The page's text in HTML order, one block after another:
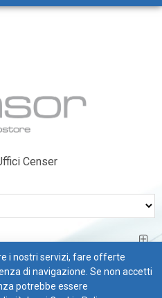
Censer
e
i nostri servizi, fare offerte
di navigazione. Se non accetti
potrebbe essere